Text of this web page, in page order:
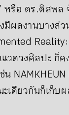
รือ ดร.ดิสพล
มีผลงานบาง
วดวงศิลปะ
น
เดียวกันก็เก็